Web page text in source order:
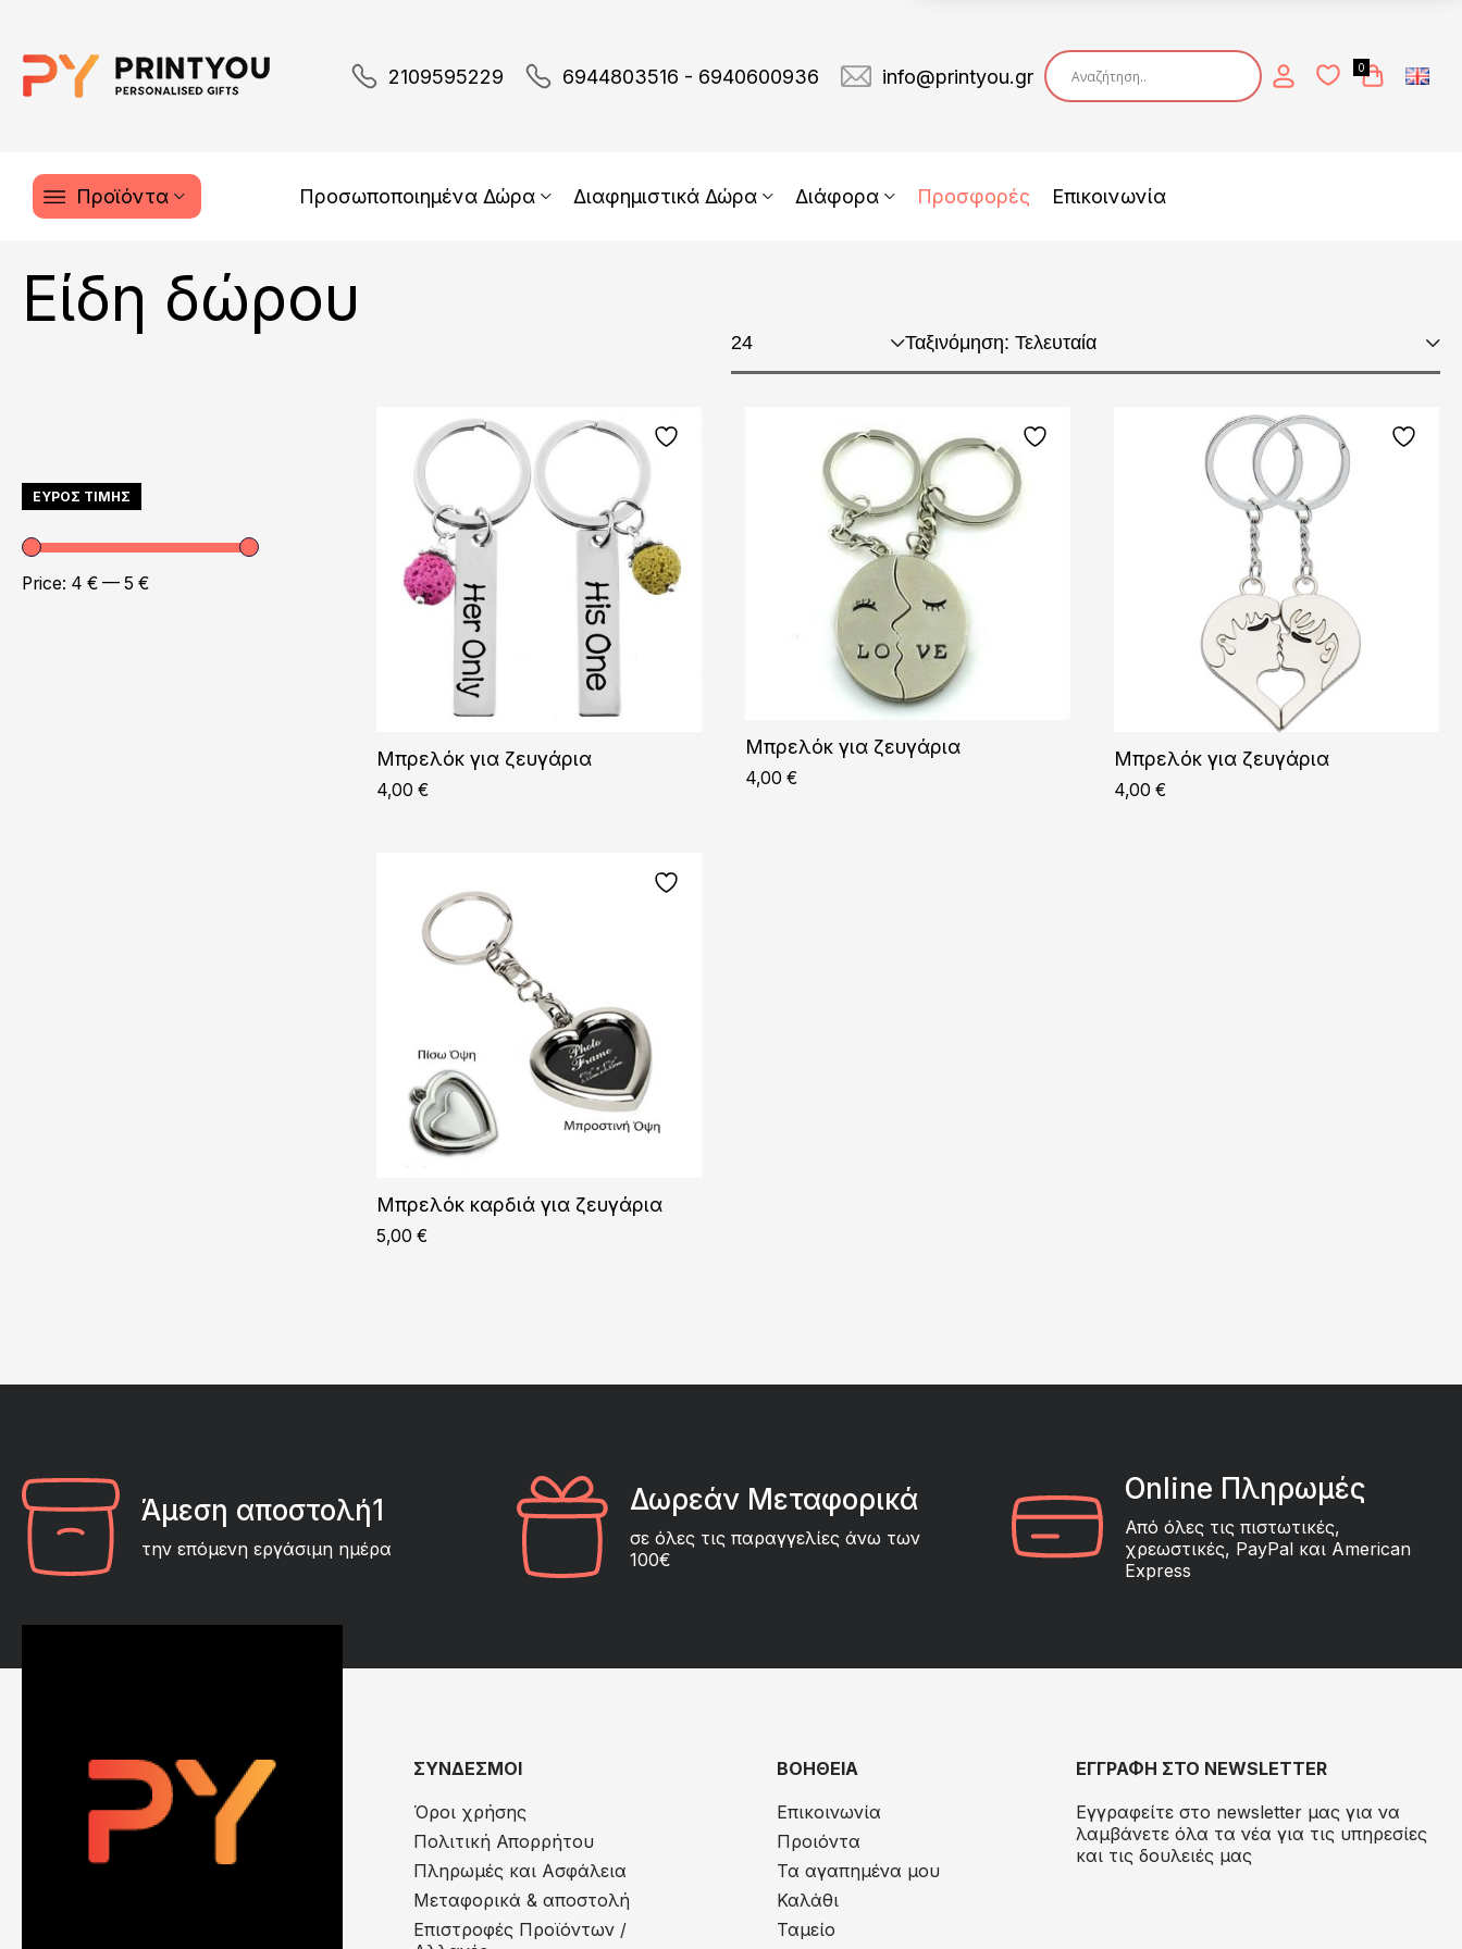
2109595229 6944803516 - 6940600936 info@printyou.gr 0
Προϊόντα Προσωποποιημένα Δώρα Διαφημιστικά Δώρα Διάφορα Προσφορές Επικοινωνία
Είδη δώρου
ΕΥΡΟΣ ΤΙΜΗΣ
Price: 4 € — 5 €
Μπρελόκ για ζευγάρια
4,00 €
Μπρελόκ για ζευγάρια
4,00 €
Μπρελόκ για ζευγάρια
4,00 €
Μπρελόκ καρδιά για ζευγάρια
5,00 €
Άμεση αποστολή1
την επόμενη εργάσιμη ημέρα
Δωρεάν Μεταφορικά
σε όλες τις παραγγελίες άνω των
100€
Online Πληρωμές
Από όλες τις πιστωτικές,
χρεωστικές, PayPal και American
Express
ΣΥΝΔΕΣΜΟΙ
Όροι χρήσης
Πολιτική Απορρήτου
Πληρωμές και Ασφάλεια
Μεταφορικά & αποστολή
Eπιστροφές Προϊόντων /
ΒΟΗΘΕΙΑ
Επικοινωνία
Προιόντα
Τα αγαπημένα μου
Καλάθι
Ταμείο
ΕΓΓΡΑΦΗ ΣΤΟ NEWSLETTER
Εγγραφείτε στο newsletter μας για να
λαμβάνετε όλα τα νέα για τις υπηρεσίες
και τις δουλειές μας